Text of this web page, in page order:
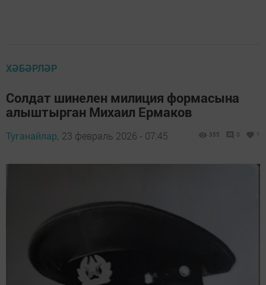
ХӘБӘРЛӘР
Солдат шинелен милиция формасына
алыштырган Михаил Ермаков
Туганайлар, 23 февраль 2026 - 07:45 355 0 1